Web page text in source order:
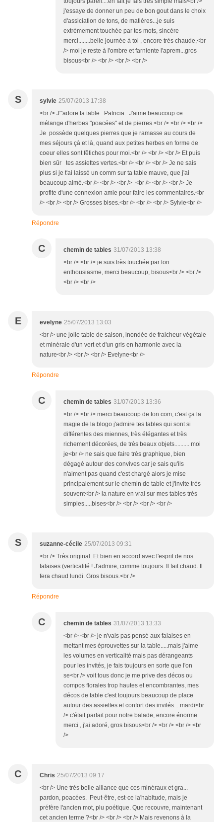
j'essaye de donner un peu de bon gout dans le choix
d'assiciation de tons, de matières...je suis
extrèmement touchée par tes mots, sincère
merci........belle journée à toi , encore très chaude,<br
/> moi je reste à l'ombre et farniente l'aprem...gros
bisous<br /> <br /> <br /> <br />
S sylvie 25/07/2013 17:38
<br /> J"'adore ta table Patricia. J'aime beaucoup ce
mélange d'herbes "poacées" et de pierres.<br /> <br /> <br />
Je possède quelques pierres que je ramasse au cours de
mes séjours çà et là, quand aux petites herbes en forme de
coeur elles sont fêtiches pour moi.<br /> <br /> <br /> Et puis
bien sûr tes assiettes vertes.<br /> <br /> <br /> Je ne sais
plus si je t'ai laissé un comm sur ta table mauve, que j'ai
beaucoup aimé.<br /> <br /> <br /> <br /> <br /> <br /> Je
profite d'une connexion amie pour faire les commentaires.<br
/> <br /> <br /> Grosses bises.<br /> <br /> <br /> Sylvie<br />
Répondre
C chemin de tables 31/07/2013 13:38
<br /> <br /> je suis très touchée par ton
enthousiasme, merci beaucoup, bisous<br /> <br />
<br /> <br />
E evelyne 25/07/2013 13:03
<br /> une jolie table de saison, inondée de fraicheur végétale
et minérale d'un vert et d'un gris en harmonie avec la
nature<br /> <br /> <br /> Evelyne<br />
Répondre
C chemin de tables 31/07/2013 13:36
<br /> <br /> merci beaucoup de ton com, c'est ça la
magie de la blogo j'admire tes tables qui sont si
différentes des miennes, très élégantes et très
richement décorées, de très beaux objets.......... moi
je<br /> ne sais que faire très graphique, bien
dégagé autour des convives car je sais qu'ils
n'aiment pas quand c'est chargé alors je mise
principalement sur le chemin de table et j'invite très
souvent<br /> la nature en vrai sur mes tables très
simples.....bises<br /> <br /> <br /> <br />
S suzanne-cécile 25/07/2013 09:31
<br /> Très original. Et bien en accord avec l'esprit de nos
falaises (verticalité ! J'admire, comme toujours. Il fait chaud. Il
fera chaud lundi. Gros bisous.<br />
Répondre
C chemin de tables 31/07/2013 13:33
<br /> <br /> je n'vais pas pensé aux falaises en
mettant mes éprouvettes sur la table.....mais j'aime
les volumes en verticalité mais pas dérangeants
pour les invités, je fais toujours en sorte que l'on
se<br /> voit tous donc je me prive des décos ou
compos florales trop hautes et encombrantes, mes
décos de table c'est toujours beaucoup de place
autour des assiettes et confort des invités....mardi<br
/> c'était parfait pour notre balade, encore énorme
merci , j'ai adoré, gros bisous<br /> <br /> <br /> <br
/>
C Chris 25/07/2013 09:17
<br /> Une très belle alliance que ces minéraux et gra...
pardon, poacées. Peut-être, est-ce la'habitude, mais je
préfère l'ancien mot, plu poétique. Que recouvre, maintenant
cet ancien terme ?<br /> <br /> <br /> Mais revenons à la